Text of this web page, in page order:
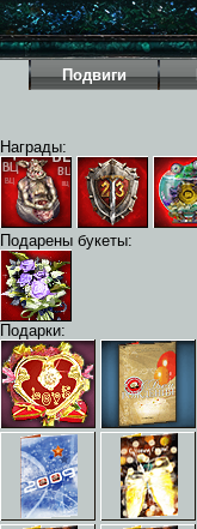
Подвиги
Награды:
Подарены букеты:
Подарки: